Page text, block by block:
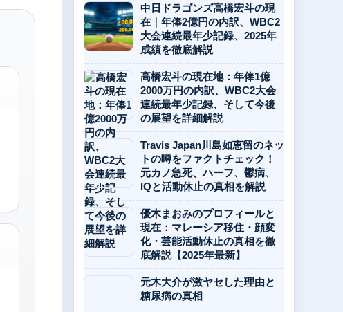
中日ドラゴンズ高橋宏斗の現
在｜年俸2億円の内訳、WBC2
大会連続最年少記録、2025年
成績を徹底解説
高橋宏斗の現在地：年俸1億
2000万円の内訳、WBC2大会
連続最年少記録、そして今後
の展望を詳細解説
Travis Japan川島如恵留のネッ
トの噂をファクトチェック！
元カノ急死、ハーフ、鬱病、
IQと活動休止の真相を解説
優木まおみのプロフィールと
現在：マレーシア移住・顔変
化・芸能活動休止の真相を徹
底解説【2025年最新】
元木大介が激ヤセした理由と
糖尿病の真相